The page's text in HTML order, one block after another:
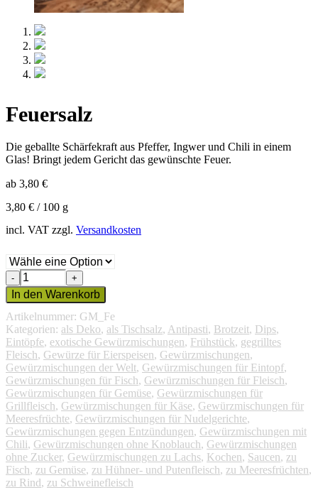
Feuersalz
Die geballte Schärfekraft aus Pfeffer, Ingwer und Chili in einem
Glas! Bringt jedem Gericht das gewünschte Feuer.
ab 3,80 €
3,80 € / 100 g
incl. VAT zzgl. Versandkosten
Feuersalz
Menge
In den Warenkorb
Artikelnummer: GM_Fe
Kategorien: als Deko, als Tischsalz, Antipasti, Brotzeit, Dips,
Eintöpfe, exotische Gewürzmischungen, Frühstück, gegrilltes
Fleisch, Gewürze für Eierspeisen, Gewürzmischungen,
Gewürzmischungen der Welt, Gewürzmischungen für Eintopf,
Gewürzmischungen für Fisch, Gewürzmischungen für Fleisch,
Gewürzmischungen für Gemüse, Gewürzmischungen für
Grillfleisch, Gewürzmischungen für Käse, Gewürzmischungen für
Meeresfrüchte, Gewürzmischungen für Nudelgerichte,
Gewürzmischungen gegen Entzündungen, Gewürzmischungen mit
Chili, Gewürzmischungen ohne Knoblauch, Gewürzmischungen
ohne Zucker, Gewürzmischungen zu Lachs, Kochen, Saucen, zu
Fisch, zu Gemüse, zu Hühner- und Putenfleisch, zu Meeresfrüchten,
zu Rind, zu Schweinefleisch